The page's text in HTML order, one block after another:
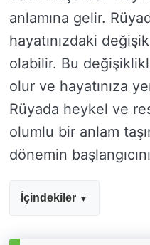
anlamına gelir.
hayatınızdaki
olabilir. Bu
olur ve hayatınıza
Rüyada heykel ve
olumlu bir anlam
dönemin
İçindekiler